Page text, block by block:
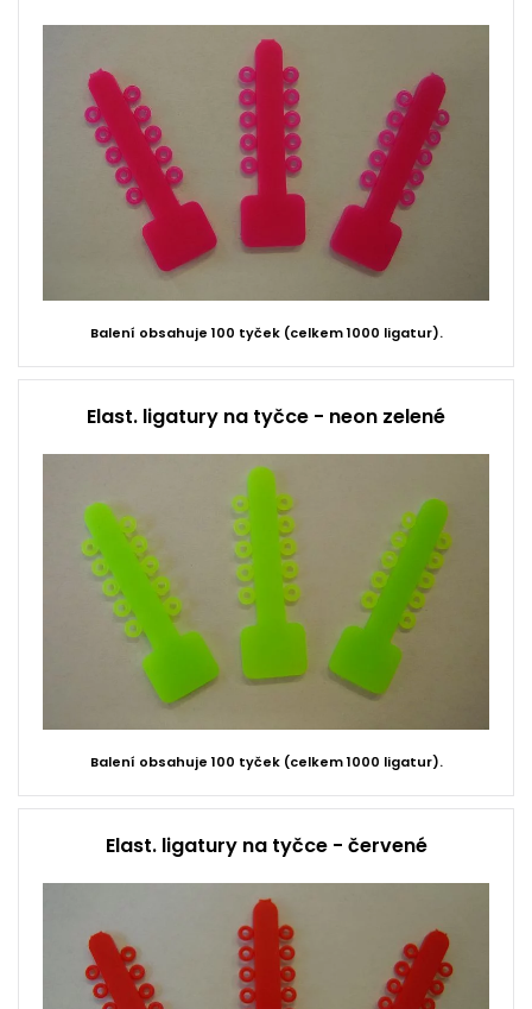
Balení obsahuje 100 tyček (celkem 1000 ligatur).
Elast. ligatury na tyčce - neon zelené
Balení obsahuje 100 tyček (celkem 1000 ligatur).
Elast. ligatury na tyčce - červené